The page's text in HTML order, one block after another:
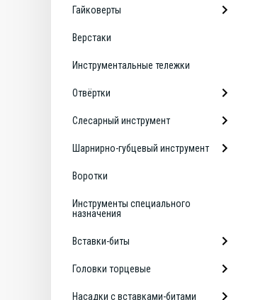
Гайковерты
Верстаки
Инструментальные тележки
Отвёртки
Слесарный инструмент
Шарнирно-губцевый инструмент
Воротки
Инструменты специального
назначения
Вставки-биты
Головки торцевые
Насадки с вставками-битами